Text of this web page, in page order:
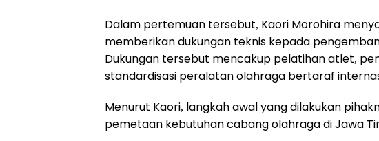
Dalam pertemuan tersebut, Kaori Morohira
memberikan dukungan teknis kepada
Dukungan tersebut mencakup pelatihan atlet,
standardisasi peralatan olahraga bertaraf
Menurut Kaori, langkah awal yang dilakukan
pemetaan kebutuhan cabang olahraga di Jawa